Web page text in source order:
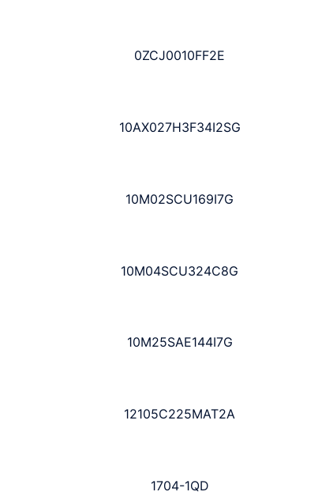
0ZCJ0010FF2E
10AX027H3F34I2SG
10M02SCU169I7G
10M04SCU324C8G
10M25SAE144I7G
12105C225MAT2A
1704-1QD